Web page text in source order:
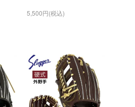
5,500円(税込)